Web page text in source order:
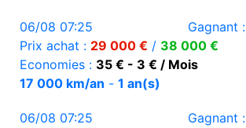
06/08 07:25 Gagnant :
Prix achat : 29 000 € / 38 000 €
Economies : 35 € - 3 € / Mois
17 000 km/an - 1 an(s)
06/08 07:25 Gagnant :